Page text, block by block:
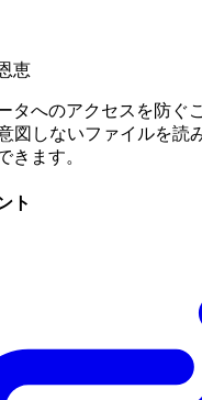
恵
タへのアクセスを防ぐ
図しないファイルを読
きます。
ト